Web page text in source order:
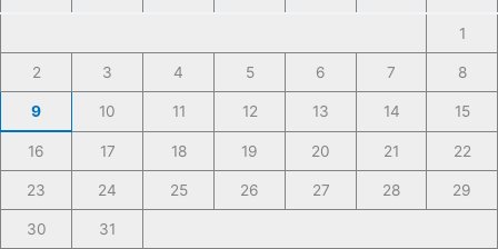
1
2 3 4 5 6 7 8
9 10 11 12 13 14 15
16 17 18 19 20 21 22
23 24 25 26 27 28 29
30 31